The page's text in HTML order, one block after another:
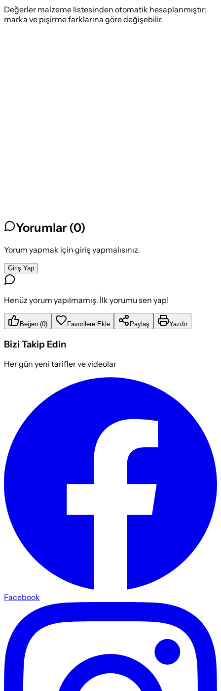
Değerler malzeme listesinden otomatik hesaplanmıştır;
marka ve pişirme farklarına göre değişebilir.
Yorumlar (0)
Yorum yapmak için giriş yapmalısınız.
Giriş Yap
Henüz yorum yapılmamış. İlk yorumu sen yap!
Beğen (0) Favorilere Ekle Paylaş Yazdır
Bizi Takip Edin
Her gün yeni tarifler ve videolar
Facebook